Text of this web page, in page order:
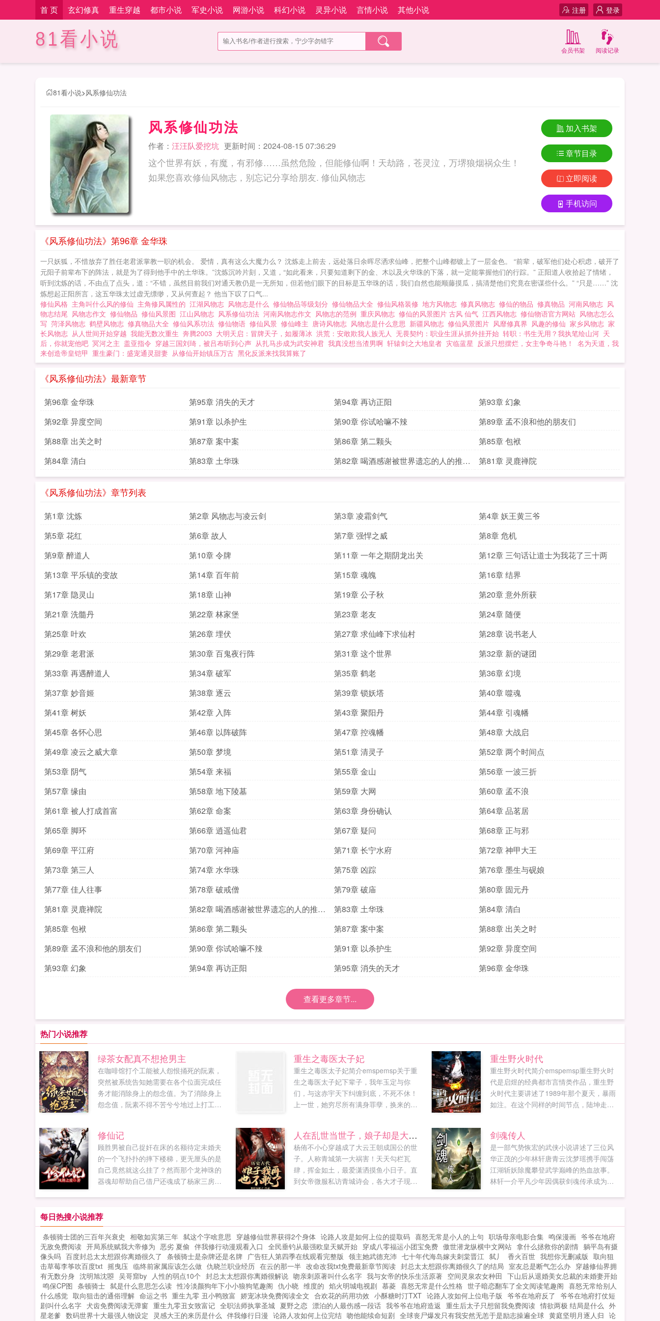
首 页 玄幻修真 重生穿越 都市小说 军史小说 网游小说 科幻小说 灵异小说 言情小说 其他小说 登录
注册
81看小说 阅读记录
会员书架
81看小说>风系修仙功法
风系修仙功法
作者： 汪汪队爱挖坑 更新时间：2024-08-15 07:36:29
这个世界有妖，有魔，有邪修……虽然危险，但能修仙啊！天劫路，苍灵泣，万堺狼烟祸众生！
如果您喜欢修仙风物志，别忘记分享给朋友. 修仙风物志
加入书架
章节目录
立即阅读
手机访问
《风系修仙功法》第96章 金华珠
一只妖狐，不惜放弃了胜任老君派掌教一职的机会。 爱情，真有这么大魔力么？ 沈炼走上前去，远处落日余晖尽洒求仙峰，把整个山峰都镀上了一层金色。 “前辈，破军他们处心积虑，破开了
元阳子前辈布下的阵法，就是为了得到他手中的土华珠。”沈炼沉吟片刻，又道，“如此看来，只要知道剩下的金、木以及火华珠的下落，就一定能掌握他们的行踪。” 正阳道人收拾起了情绪，
听到沈炼的话，不由点了点头，道：“不错，虽然目前我们对通天教仍是一无所知，但若他们眼下的目标是五华珠的话，我们自然也能顺藤摸瓜，搞清楚他们究竟在密谋些什么。” “只是……” 沈
炼想起正阳所言，这五华珠太过虚无缥缈，又从何查起？ 他当下叹了口气...
修仙风格 主角叫什么风的修仙 主角修风属性的 江湖风物志 风物志是什么 修仙物品等级划分 修仙物品大全 修仙风格装修 地方风物志 修真风物志 修仙的物品 修真物品 河南风物志 风
物志结尾 风物志作文 修仙物品 修仙风景图 江山风物志 风系修仙功法 河南风物志作文 风物志的范例 重庆风物志 修仙的风景图片 古风 仙气 江西风物志 修仙物语官方网站 风物志怎么
写 菏泽风物志 鹤壁风物志 修真物品大全 修仙风系功法 修仙物语 修仙风景 修仙峰主 唐诗风物志 风物志是什么意思 新疆风物志 修仙风景图片 风靡修真界 风趣的修仙 家乡风物志 家
长风物志 从人世间开始穿越 我能无数次重生 奔腾2003 大明天启：冒牌天子，如履薄冰 洪荒：安敢欺我人族无人 无畏契约：职业生涯从抓外挂开始 转职：书生无用？我执笔绘山河 天
后，你就宠他吧 冥河之主 盖亚指令 穿越三国刘琦，被吕布听到心声 从扎马步成为武安神君 我真没想当渣男啊 轩辕剑之大地皇者 灾临蓝星 反派只想摆烂，女主争奇斗艳！
名为天道，我
来创造帝皇铠甲 重生豪门：盛宠通灵甜妻 从修仙开始镇压万古 黑化反派来找我算账了
《风系修仙功法》最新章节
第96章 金华珠 第95章 消失的天才 第94章 再访正阳
第93章 幻象
第92章 异度空间
第91章 以杀护生 第90章 你试哈嘛不辣
第89章 孟不浪和他的朋友们
第88章 出关之时
第87章 案中案 第86章 第二颗头
第85章 包袱
第84章 清白
第83章 土华珠
第82章 喝酒感谢被世界遗忘的人的推荐
票
第81章 灵鹿禅院
《风系修仙功法》章节列表
第1章 沈炼 第2章 风物志与凌云剑 第3章 凌霜剑气
第4章 妖王黄三爷
第5章 花红
第6章 故人 第7章 强悍之威
第8章 危机
第9章 醉道人
第10章 令牌 第11章 一年之期阴龙出关
第12章 三句话让道士为我花了三十两
第13章 平乐镇的变故
第14章 百年前 第15章 魂魄
第16章 结界
第17章 隐灵山
第18章 山神 第19章 公子秋
第20章 意外所获
第21章 洗髓丹
第22章 林家堡 第23章 老友
第24章 随便
第25章 叶欢
第26章 埋伏 第27章 求仙峰下求仙村
第28章 说书老人
第29章 老君派
第30章 百鬼夜行阵 第31章 这个世界
第32章 新的谜团
第33章 再遇醉道人
第34章 破军 第35章 鹤老
第36章 幻境
第37章 妙音姬
第38章 逐云 第39章 锁妖塔
第40章 噬魂
第41章 树妖
第42章 入阵 第43章 聚阳丹
第44章 引魂幡
第45章 各怀心思
第46章 以阵破阵 第47章 控魂幡
第48章 大战启
第49章 凌云之威大章
第50章 梦境 第51章 清灵子
第52章 两个时间点
第53章 阴气
第54章 来福 第55章 金山
第56章 一波三折
第57章 缘由
第58章 地下陵墓 第59章 大网
第60章 孟不浪
第61章 被人打成首富
第62章 命案 第63章 身份确认
第64章 品茗居
第65章 脚环
第66章 逍遥仙君 第67章 疑问
第68章 正与邪
第69章 平江府
第70章 河神庙 第71章 长宁水府
第72章 神甲大王
第73章 第三人
第74章 水华珠 第75章 凶踪
第76章 墨生与砚娘
第77章 佳人往事
第78章 破戒僧 第79章 破庙
第80章 固元丹
第81章 灵鹿禅院
第82章 喝酒感谢被世界遗忘的人的推荐
票
第83章 土华珠
第84章 清白
第85章 包袱
第86章 第二颗头 第87章 案中案
第88章 出关之时
第89章 孟不浪和他的朋友们
第90章 你试哈嘛不辣 第91章 以杀护生
第92章 异度空间
第93章 幻象
第94章 再访正阳 第95章 消失的天才 第96章 金华珠
查看更多章节...
热门小说推荐
绿茶女配真不想抢男主
在咖啡馆打个工能被人怨恨捅死的阮素，
突然被系统告知她需要在各个位面完成任
务才能消除身上的怨念值。为了消除身上
怨念值，阮素不得不苦兮兮地过上打工人
上她。只是一穿进来，阮素就要暴走了。
这些原主都是怎么回事，没事惹了男主就
跑，让她一个人来当背锅侠！真是人在家
中坐，锅从天上来！面对黑化的男主们，
阮素只能硬着头皮消除黑化值。她本只是
兢兢业业地在系统的安排下做任务，结果
情别恋了！阮素我只想快点搞完任务回家
恰饭，大佬别那么认真啊！1v1如果您喜欢
绿茶女配真不想抢男主，别忘记分享给朋
友...
重生之毒医太子妃
重生之毒医太子妃简介emspemsp关于重
生之毒医太子妃下辈子，我年玉定与你
们，与这赤宇天下纠缠到底，不死不休！
上一世，她穷尽所有满身罪孽，换来的却
男，顺便...
重生野火时代
重生野火时代简介emspemsp重生野火时
代是启煜的经典都市言情类作品，重生野
火时代主要讲述了1989年那个夏天，暴雨
如注。在这个同样的时间节点，陆坤走出
修仙记
顾胜男被自己捉奸在床的名额待定未婚夫
的一个飞扑扑的摔下楼梯，更无厘头的是
自己竟然就这么挂了？然而那个龙神珠的
器魂却帮助自己借尸还魂成了杨家三房的
人在乱世当世子，娘子却是大剑仙
杨侑不小心穿越成了大云王朝成国公的世
子。人称青城第一大祸害！天天勾栏瓦
肆，挥金如土，最爱潇洒摸鱼小日子。直
到女帝微服私访青城诗会，各大才子现场
黯然失色。...
剑魂传人
是一部气势恢宏的武侠小说讲述了三位风
华正茂的少年林轩唐青云沈梦瑶携手闯荡
江湖斩妖除魔攀登武学巅峰的热血故事。
林轩一介平凡少年因偶获剑魂传承成为百
雄。唐青云名门正派的后裔却遭遇灭...
每日热搜小说推荐
条顿骑士团的三百年兴衰史 相敬如宾第三年 弑这个字啥意思 穿越修仙世界获得2个身体 论路人攻是如何上位的提取码 喜怒无常是小人的上句 职场母亲电影合集 鸣保漫画 爷爷在地府
无敌免费阅读 开局系统赋我大帝修为 恶劣 夏偷 伴我修行动漫观看入口 全民垂钓从最强欧皇天赋开始 穿成八零福运小团宝免费 傲世潜龙纵横中文网站 拿什么拯救你的剧情 躺平岛有摄
像头吗 百度封总太太想跟你离婚很久了 条顿骑士是杂牌还是名牌 广告狂人第四季在线观看完整版 领主她武德充沛 七十年代海岛嫁夫刺棠晋江 弑丿 香火百世 我想你无删减版 取向狙
击草莓李筝吹百度txt 摇曳庒 临终前家属应该怎么做 仇晓兰职业经历 在云的那一半 改命改我txt免费最新章节阅读 封总太太想跟你离婚很久了的结局 室友总是断气怎么办 穿越修仙界拥
有无数分身 沈明旭沈曌 吴哥窟by 人性的弱点10个 封总太太想跟你离婚很解说 吻亲刺原著叫什么名字 我与女帝的快乐生活原著 空间灵泉农女种田 下山后从退婚美女总裁的未婚妻开始
鸣保CP图 条顿骑士 弑是什么意思怎么读 性冷淡颜狗年下小小狼狗笔趣阁 仇小晓 维度的 焰火明城电视剧 慕菱 喜怒无常是什么性格 世子暗恋翻车了全文阅读笔趣阁 喜怒无常给别人
什么感觉 取向狙击的通俗理解 命运之书 重生九零 丑小鸭致富 娇宠冰块免费阅读全文 合欢花的药用功效 小酥糖时汀TXT 论路人攻如何上位电子版 爷爷在地府反了
爷爷在地府打仗短
剧叫什么名字 犬齿免费阅读无弹窗 重生九零丑女致富记 全职法师执掌圣城 夏野之恋 漂泊的人最伤感一段话 我爷爷在地府造返 重生后太子只想留我免费阅读 情欲两极 结局是什么 外
星老爹 数码世界十大最强人物设定 灵感大王的来历是什么 伴我修行日漫 论路人攻如何上位完结 吻他能续命短剧 全球丧尸爆发只有我安然无恙于是励志操遍全球 黄庭坚明月逐人归 论